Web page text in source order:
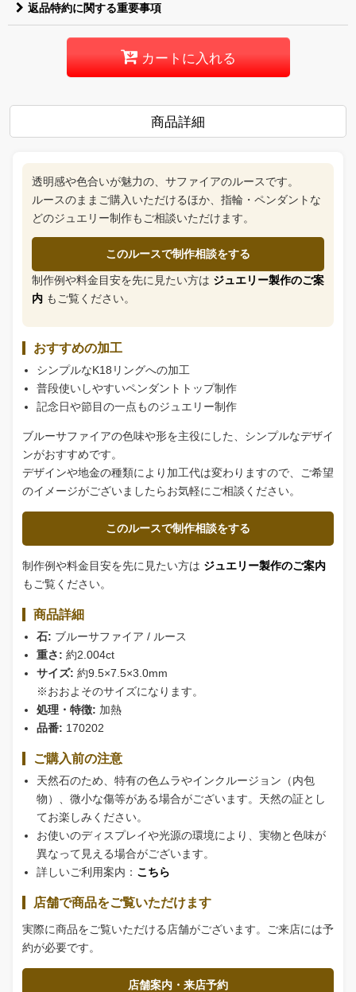
返品特約に関する重要事項
カートに入れる
商品詳細
透明感や色合いが魅力の、サファイアのルースです。
ルースのままご購入いただけるほか、指輪・ペンダントな
どのジュエリー制作もご相談いただけます。
このルースで制作相談をする
制作例や料金目安を先に見たい方は ジュエリー製作のご案
内 もご覧ください。
おすすめの加工
シンプルなK18リングへの加工
普段使いしやすいペンダントトップ制作
記念日や節目の一点ものジュエリー制作
ブルーサファイアの色味や形を主役にした、シンプルなデザイ
ンがおすすめです。
デザインや地金の種類により加工代は変わりますので、ご希望
のイメージがございましたらお気軽にご相談ください。
このルースで制作相談をする
制作例や料金目安を先に見たい方は ジュエリー製作のご案内
もご覧ください。
商品詳細
石: ブルーサファイア / ルース
重さ: 約2.004ct
サイズ: 約9.5×7.5×3.0mm
※おおよそのサイズになります。
処理・特徴: 加熱
品番: 170202
ご購入前の注意
天然石のため、特有の色ムラやインクルージョン（内包
物）、微小な傷等がある場合がございます。天然の証とし
てお楽しみください。
お使いのディスプレイや光源の環境により、実物と色味が
異なって見える場合がございます。
詳しいご利用案内： こちら
店舗で商品をご覧いただけます
実際に商品をご覧いただける店舗がございます。ご来店には予
約が必要です。
店舗案内・来店予約